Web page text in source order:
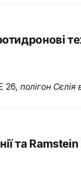
полігон Сєлія
та